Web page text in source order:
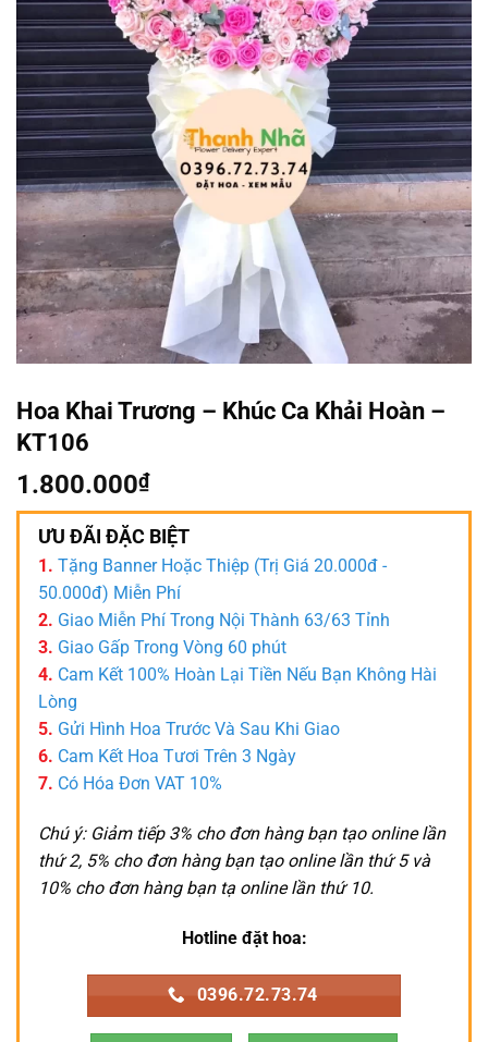
Hoa Khai Trương – Khúc Ca Khải Hoàn –
KT106
1.800.000₫
ƯU ĐÃI ĐẶC BIỆT
1. Tặng Banner Hoặc Thiệp (Trị Giá 20.000đ -
50.000đ) Miễn Phí
2. Giao Miễn Phí Trong Nội Thành 63/63 Tỉnh
3. Giao Gấp Trong Vòng 60 phút
4. Cam Kết 100% Hoàn Lại Tiền Nếu Bạn Không Hài
Lòng
5. Gửi Hình Hoa Trước Và Sau Khi Giao
6. Cam Kết Hoa Tươi Trên 3 Ngày
7. Có Hóa Đơn VAT 10%
Chú ý: Giảm tiếp 3% cho đơn hàng bạn tạo online lần
thứ 2, 5% cho đơn hàng bạn tạo online lần thứ 5 và
10% cho đơn hàng bạn tạ online lần thứ 10.
Hotline đặt hoa:
0396.72.73.74